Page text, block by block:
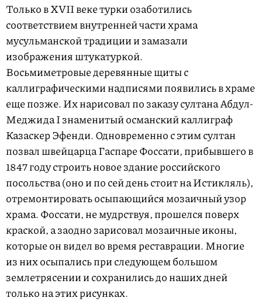
Только в XVII веке турки озаботились
соответствием внутренней части храма
мусульманской традиции и замазали
изображения штукатуркой.
Восьмиметровые деревянные щиты с
каллиграфическими надписями появились в храме
еще позже. Их нарисовал по заказу султана Абдул-
Меджида I знаменитый османский каллиграф
Казаскер Эфенди. Одновременно с этим султан
позвал швейцарца Гаспаре Фоссати, прибывшего в
1847 году строить новое здание российского
посольства (оно и по сей день стоит на Истикляль),
отремонтировать осыпающийся мозаичный узор
храма. Фоссати, не мудрствуя, прошелся поверх
краской, а заодно зарисовал мозаичные иконы,
которые он видел во время реставрации. Многие
из них осыпались при следующем большом
землетрясении и сохранились до наших дней
только на этих рисунках.